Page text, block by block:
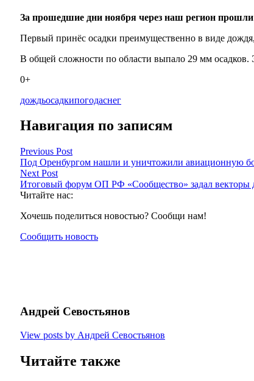
За прошедшие дни ноября через наш регион прошли
Первый принёс осадки преимущественно в виде
В общей сложности по области выпало 29 мм осадков.
0+
дождьосадкипогодаснег
Навигация по записям
Previous Post
Под Оренбургом нашли и уничтожили авиационную
Next Post
Итоговый форум ОП РФ «Сообщество» задал векторы
Читайте нас:
Хочешь поделиться новостью? Сообщи нам!
Сообщить новость
Андрей Севостьянов
View posts by Андрей Севостьянов
Читайте также